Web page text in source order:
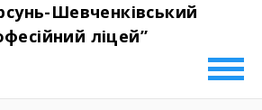
Шевченківський
ліцей”